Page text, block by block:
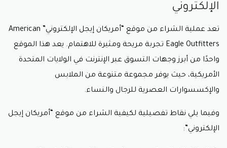
الإلكتروني
تعد عملية الشراء من موقع “أمريكان إيجل الإلكتروني” American
Eagle Outfitters تجربة مريحة ومثيرة للاهتمام. يعد هذا الموقع
واحدًا من أبرز وجهات التسوق عبر الإنترنت في الولايات المتحدة
الأمريكية، حيث يوفر مجموعة متنوعة من الملابس
والإكسسوارات العصرية للرجال والنساء.
وفيما يلي نقاط تفصيلية لكيفية الشراء من موقع “أمريكان إيجل
الإلكتروني”: